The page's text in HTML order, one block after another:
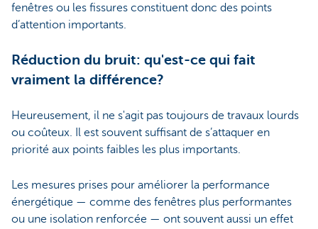
fenêtres ou les fissures constituent donc des points
d’attention importants.
Réduction du bruit: qu'est-ce qui fait
vraiment la différence?
Heureusement, il ne s'agit pas toujours de travaux lourds
ou coûteux. Il est souvent suffisant de s’attaquer en
priorité aux points faibles les plus importants.
Les mesures prises pour améliorer la performance
énergétique — comme des fenêtres plus performantes
ou une isolation renforcée — ont souvent aussi un effet